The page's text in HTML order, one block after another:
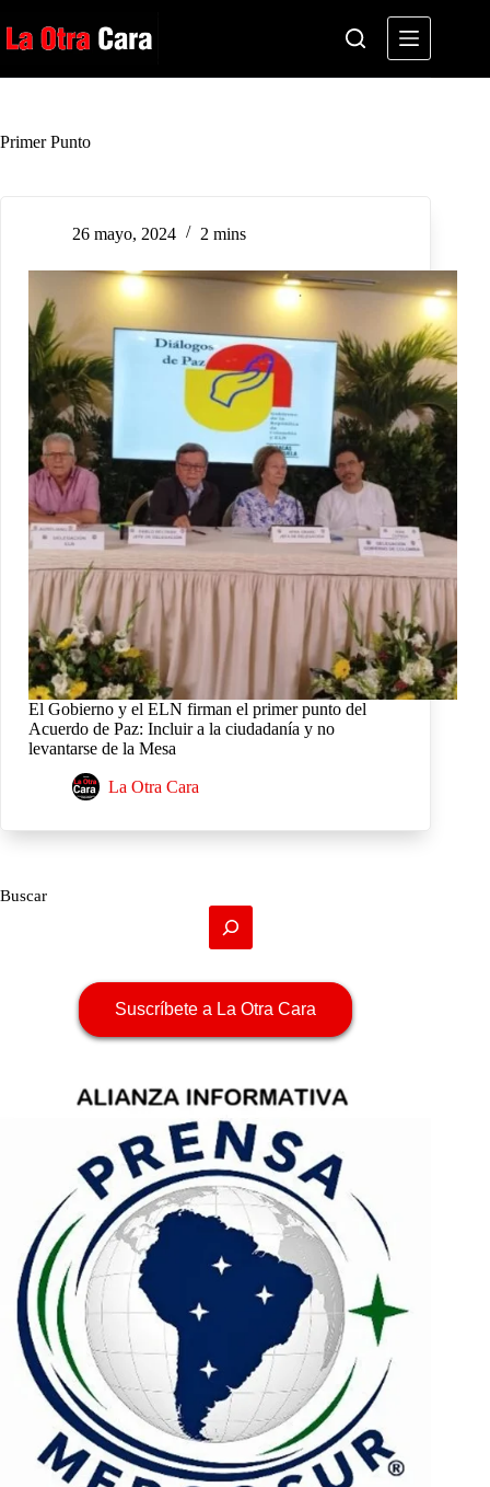
al
contenido
Primer Punto
26 mayo, 2024 2 mins
El Gobierno y el ELN firman el primer punto del
Acuerdo de Paz: Incluir a la ciudadanía y no
levantarse de la Mesa
La Otra Cara
Buscar
Suscríbete a La Otra Cara